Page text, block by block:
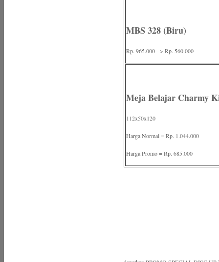
MBS 328 (Biru)
Rp. 965.000 => Rp. 560.000
Meja Belajar Charmy
112x50x120
Harga Normal = Rp. 1.044.000
Harga Promo = Rp. 685.000